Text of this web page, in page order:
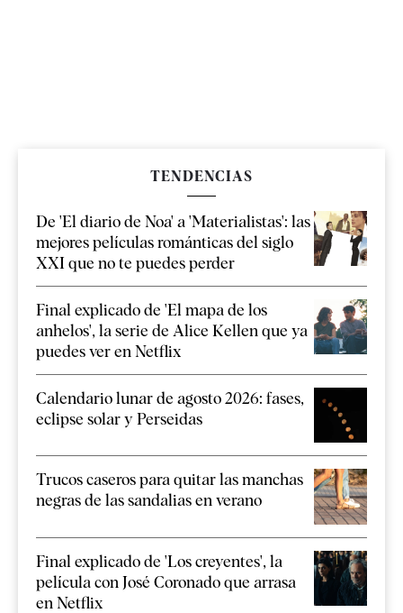
TENDENCIAS
De 'El diario de Noa' a 'Materialistas': las
mejores películas románticas del siglo
XXI que no te puedes perder
Final explicado de 'El mapa de los
anhelos', la serie de Alice Kellen que ya
puedes ver en Netflix
Calendario lunar de agosto 2026: fases,
eclipse solar y Perseidas
Trucos caseros para quitar las manchas
negras de las sandalias en verano
Final explicado de 'Los creyentes', la
película con José Coronado que arrasa
en Netflix